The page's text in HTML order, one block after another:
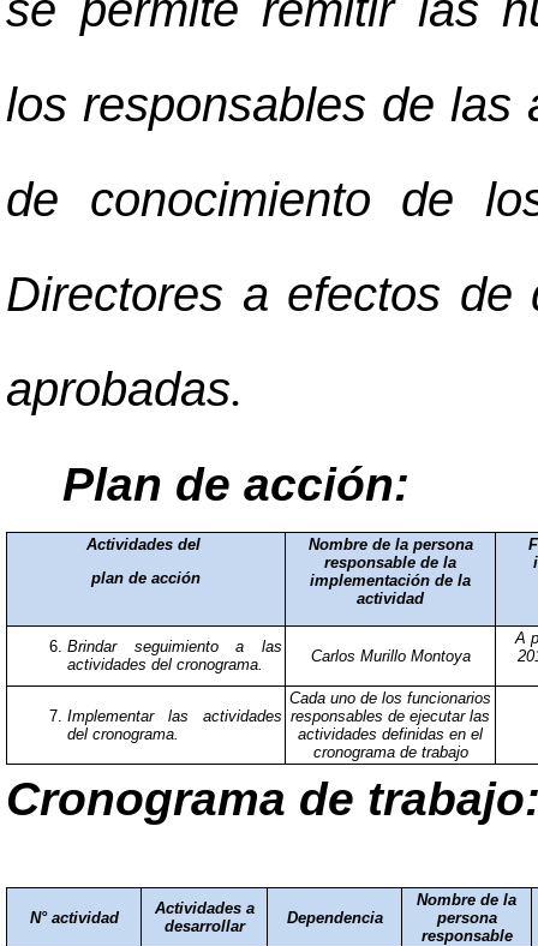
los responsables de las
de conocimiento de
Directores a efectos
aprobadas.
Plan de acción:
Actividades del
plan de acción
Nombre de la persona
responsable de la
implementación de la
actividad
Brindar seguimiento a las
actividades del cronograma.
Carlos Murillo Montoya
A
Implementar las actividades
del cronograma.
Cada uno de los funcionarios
responsables de ejecutar las
actividades definidas en el
cronograma de trabajo
Cronograma de
N° actividad
Actividades a
desarrollar
Dependencia
Nombre de la
persona
responsable